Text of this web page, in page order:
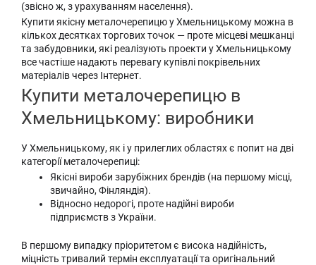
(звісно ж, з урахуванням населення).
Купити якісну металочерепицю у Хмельницькому можна в
кількох десятках торгових точок — проте місцеві мешканці
та забудовники, які реалізують проекти у Хмельницькому
все частіше надають перевагу купівлі покрівельних
матеріалів через Інтернет.
Купити металочерепицю в
Хмельницькому: виробники
У Хмельницькому, як і у прилеглих областях є попит на дві
категорії металочерепиці:
Якісні вироби зарубіжних брендів (на першому місці,
звичайно, Фінляндія).
Відносно недорогі, проте надійні вироби
підприємств з України.
В першому випадку пріоритетом є висока надійність,
міцність тривалий термін експлуатації та оригінальний